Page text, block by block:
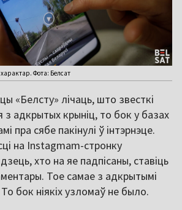
Фота: Белсат
«Белсту» лічаць, што звесткі
адкрытых крыніц, то бок у базах
пра сябе пакінулі ў інтэрнэце.
на Instagmam-стронку
хто на яе падпісаны, ставіць
Тое самае з адкрытымі
бок ніякіх узломаў не было.